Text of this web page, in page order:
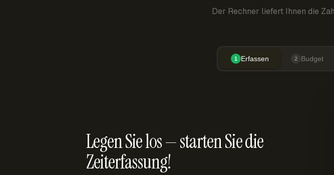
Der Rechner liefert Ihnen die
1 Erfassen 2 Budget
Legen Sie los — starten Sie die
Zeiterfassung!